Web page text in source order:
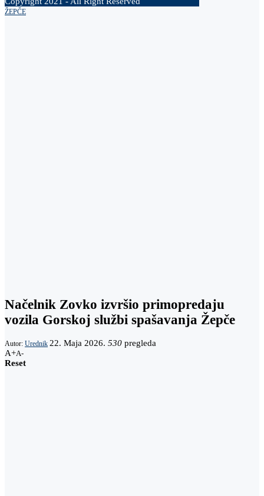
ŽEPČE
Načelnik Zovko izvršio primopredaju
vozila Gorskoj službi spašavanja Žepče
Autor: Urednik 22. Maja 2026. 530 pregleda
A+A-
Reset